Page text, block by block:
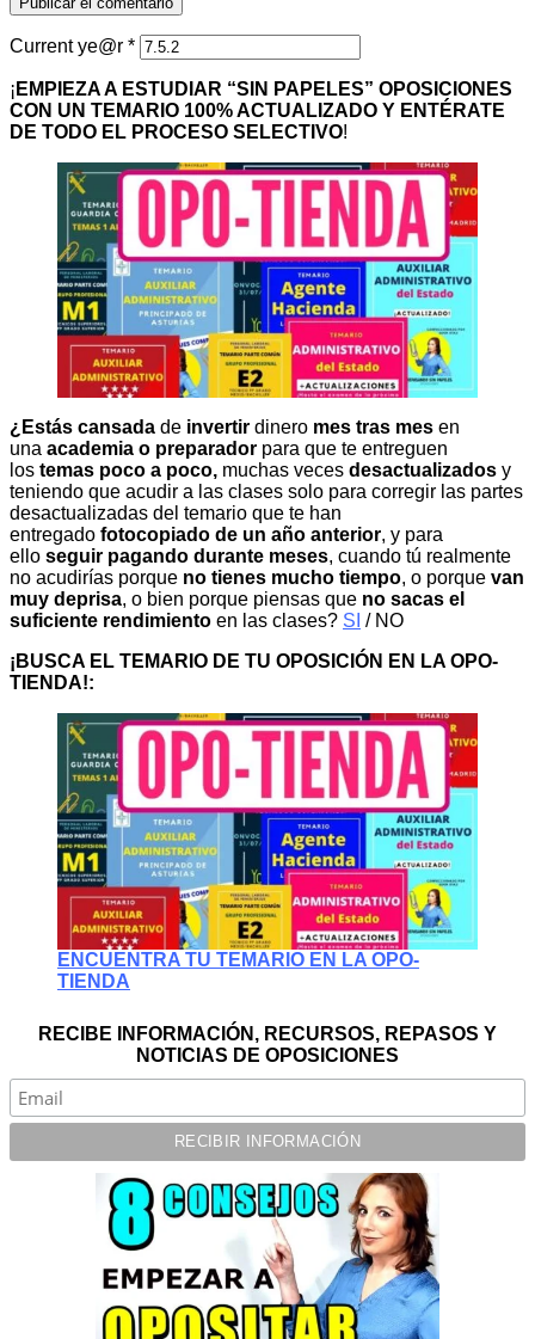
Current ye@r *
¡ EMPIEZA A ESTUDIAR “SIN PAPELES” OPOSICIONES
CON UN TEMARIO 100% ACTUALIZADO Y ENTÉRATE
DE TODO EL PROCESO SELECTIVO!
¿Estás cansada de invertir dinero mes tras mes en
una academia o preparador para que te entreguen
los temas poco a poco, muchas veces desactualizados y
teniendo que acudir a las clases solo para corregir las partes
desactualizadas del temario que te han
entregado fotocopiado de un año anterior, y para
ello seguir pagando durante meses, cuando tú realmente
no acudirías porque no tienes mucho tiempo, o porque van
muy deprisa, o bien porque piensas que no sacas el
suficiente rendimiento en las clases? SI / NO
¡BUSCA EL TEMARIO DE TU OPOSICIÓN EN LA OPO-
TIENDA!:
ENCUENTRA TU TEMARIO EN LA OPO-
TIENDA
RECIBE INFORMACIÓN, RECURSOS, REPASOS Y
NOTICIAS DE OPOSICIONES